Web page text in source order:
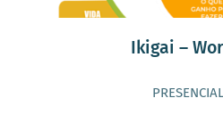
Ikigai –